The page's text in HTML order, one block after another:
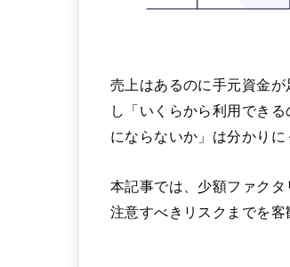
売上はあるのに手元資金
し「いくらから利用でき
にならないか」は分かりに
本記事では、少額ファク
注意すべきリスクまでを客